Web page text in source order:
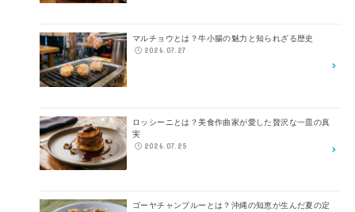
マルチョウとは？牛小腸の魅力と知られざる歴史
2026.07.27
ロッシーニとは？美食作曲家が愛した贅沢な一皿の真
実
2026.07.25
ゴーヤチャンプルーとは？沖縄の知恵が生んだ夏の定